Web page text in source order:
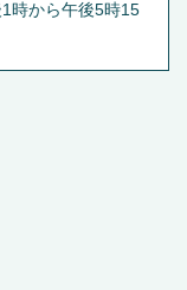
時から午後5時15